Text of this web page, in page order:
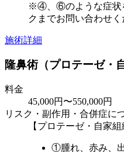
※④、⑥のような症状
クまでお問い合わせく
施術詳細
隆鼻術（プロテーゼ・
料金
45,000円〜550,000円
リスク・副作用・合併症に
【プロテーゼ・自家組
①腫れ、赤み、